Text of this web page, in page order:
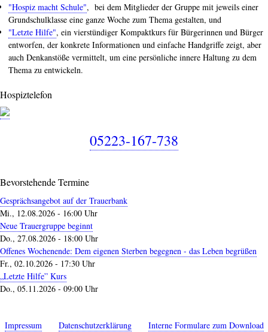
"Hospiz macht Schule", bei dem Mitglieder der Gruppe mit jeweils einer
Grundschulklasse eine ganze Woche zum Thema gestalten, und
"Letzte Hilfe", ein vierstündiger Kompaktkurs für Bürgerinnen und Bürger
entworfen, der konkrete Informationen und einfache Handgriffe zeigt, aber
auch Denkanstöße vermittelt, um eine persönliche innere Haltung zu dem
Thema zu entwickeln.
Hospiztelefon
05223-167-738
Bevorstehende Termine
Gesprächsangebot auf der Trauerbank
Mi., 12.08.2026 - 16:00 Uhr
Neue Trauergruppe beginnt
Do., 27.08.2026 - 18:00 Uhr
Offenes Wochenende: Dem eigenen Sterben begegnen - das Leben begrüßen
Fr., 02.10.2026 - 17:30 Uhr
„Letzte Hilfe” Kurs
Do., 05.11.2026 - 09:00 Uhr
Impressum Datenschutzerklärung
Interne Formulare zum Download